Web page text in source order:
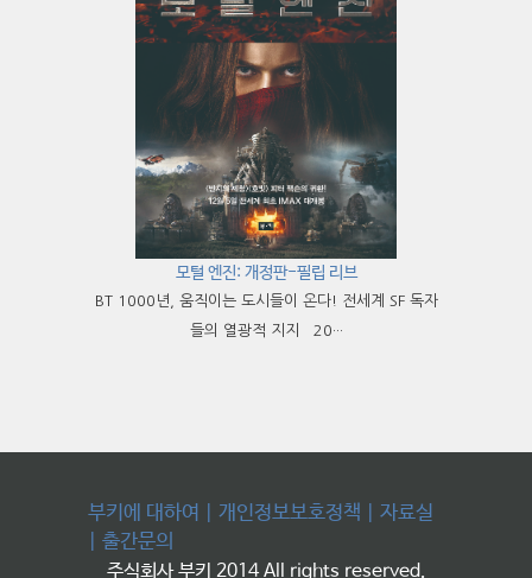
모털 엔진: 개정판-필립 리브
BT 1000년, 움직이는 도시들이 온다! 전세계 SF 독자
들의 열광적 지지 20···
부키에 대하여 개인정보보호정책
자료실
출간문의
주식회사 부키 2014 All rights reserved.